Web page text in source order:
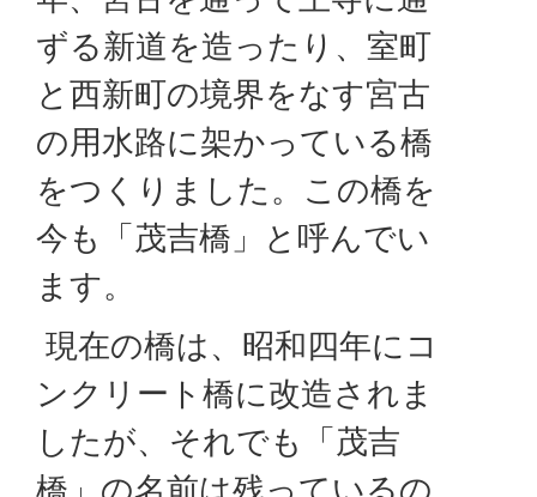
ずる新道を造ったり、室町
と西新町の境界をなす宮古
の用水路に架かっている橋
をつくりました。この橋を
今も「茂吉橋」と呼んでい
ます。
現在の橋は、昭和四年にコ
ンクリート橋に改造されま
したが、それでも「茂吉
橋」の名前は残っているの